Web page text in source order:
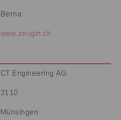
Berna
www.zeugin.ch
CT Engineering AG
3110
Münsingen